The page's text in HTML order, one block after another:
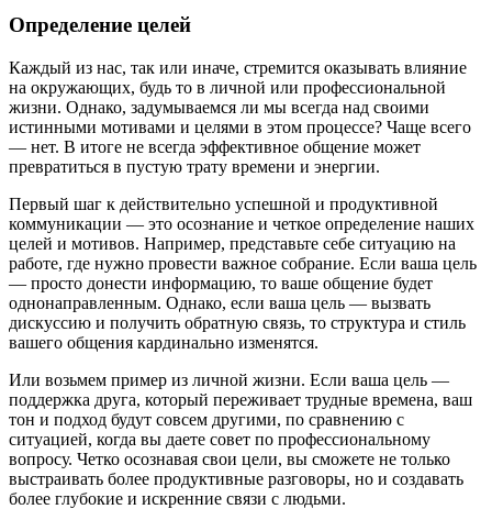
Определение целей
Каждый из нас, так или иначе, стремится оказывать влияние
на окружающих, будь то в личной или профессиональной
жизни. Однако, задумываемся ли мы всегда над своими
истинными мотивами и целями в этом процессе? Чаще всего
— нет. В итоге не всегда эффективное общение может
превратиться в пустую трату времени и энергии.
Первый шаг к действительно успешной и продуктивной
коммуникации — это осознание и четкое определение наших
целей и мотивов. Например, представьте себе ситуацию на
работе, где нужно провести важное собрание. Если ваша цель
— просто донести информацию, то ваше общение будет
однонаправленным. Однако, если ваша цель — вызвать
дискуссию и получить обратную связь, то структура и стиль
вашего общения кардинально изменятся.
Или возьмем пример из личной жизни. Если ваша цель —
поддержка друга, который переживает трудные времена, ваш
тон и подход будут совсем другими, по сравнению с
ситуацией, когда вы даете совет по профессиональному
вопросу. Четко осознавая свои цели, вы сможете не только
выстраивать более продуктивные разговоры, но и создавать
более глубокие и искренние связи с людьми.